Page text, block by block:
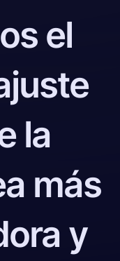
el
la
más
y